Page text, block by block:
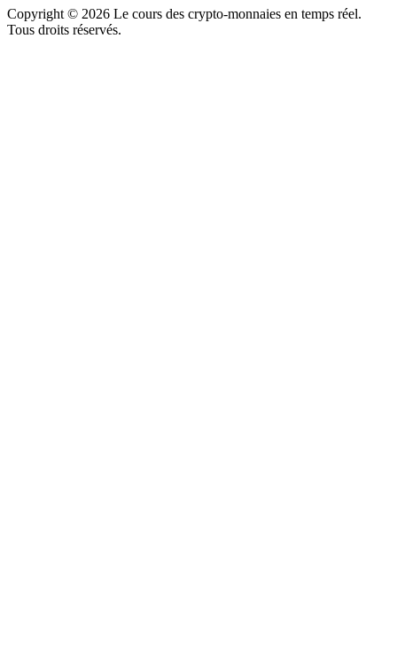
Copyright © 2026 Le cours des crypto-monnaies en temps réel.
Tous droits réservés.